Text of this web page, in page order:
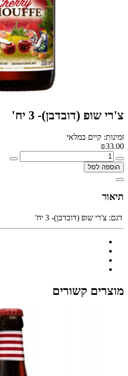
צ'רי שופ (דובדבן)- 3 יח'
זמינות: קיים במלאי
₪33.00
הוספה לסל
תיאור
דגם: צ'רי שופ (דובדבן)- 3 יח'
מוצרים קשורים